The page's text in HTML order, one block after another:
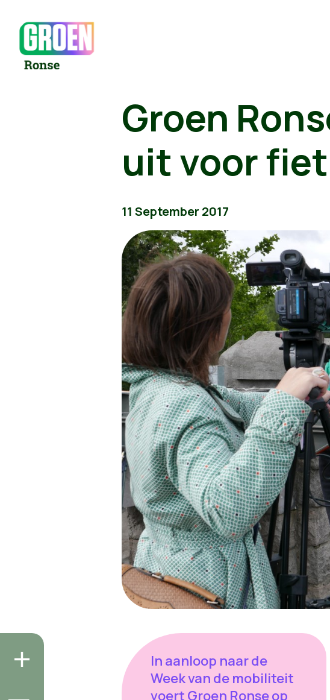
Groen
uit voor
11 September 2017
In aanloop naar de
Week van de mobiliteit
voert Groen Ronse op